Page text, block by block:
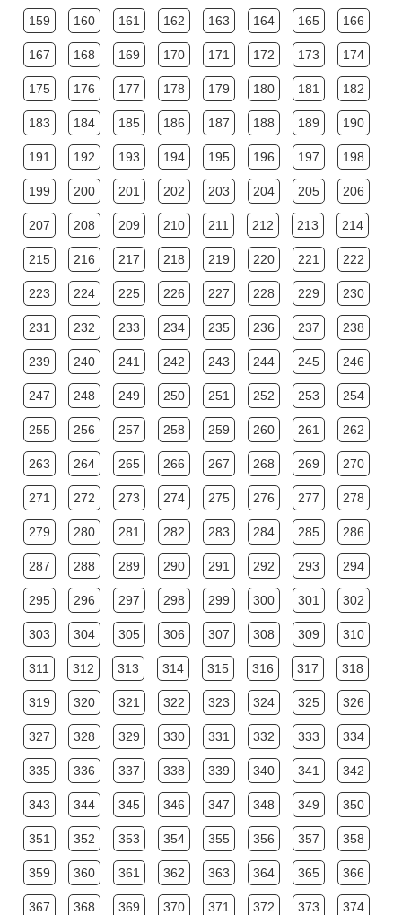
159 160 161 162 163 164 165 166
167 168 169 170 171 172 173 174
175 176 177 178 179 180 181 182
183 184 185 186 187 188 189 190
191 192 193 194 195 196 197 198
199 200 201 202 203 204 205 206
207 208 209 210 211 212 213 214
215 216 217 218 219 220 221 222
223 224 225 226 227 228 229 230
231 232 233 234 235 236 237 238
239 240 241 242 243 244 245 246
247 248 249 250 251 252 253 254
255 256 257 258 259 260 261 262
263 264 265 266 267 268 269 270
271 272 273 274 275 276 277 278
279 280 281 282 283 284 285 286
287 288 289 290 291 292 293 294
295 296 297 298 299 300 301 302
303 304 305 306 307 308 309 310
311 312 313 314 315 316 317 318
319 320 321 322 323 324 325 326
327 328 329 330 331 332 333 334
335 336 337 338 339 340 341 342
343 344 345 346 347 348 349 350
351 352 353 354 355 356 357 358
359 360 361 362 363 364 365 366
367 368 369 370 371 372 373 374